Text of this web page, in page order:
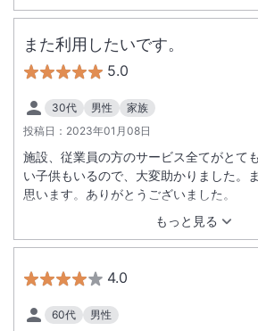
また利用したいです。
5.0
30代 男性
家族
投稿日： 2023年01月08日
もっと見る
施設、従業員の方のサービス全てがとて
い子供もいるので、大変助かりました。
思います。ありがとうございました。
4.0
60代
男性